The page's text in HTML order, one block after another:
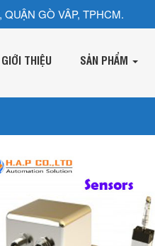
GÒ VÂP, TPHCM.
GIỚI THIỆU SẢN PHẨM